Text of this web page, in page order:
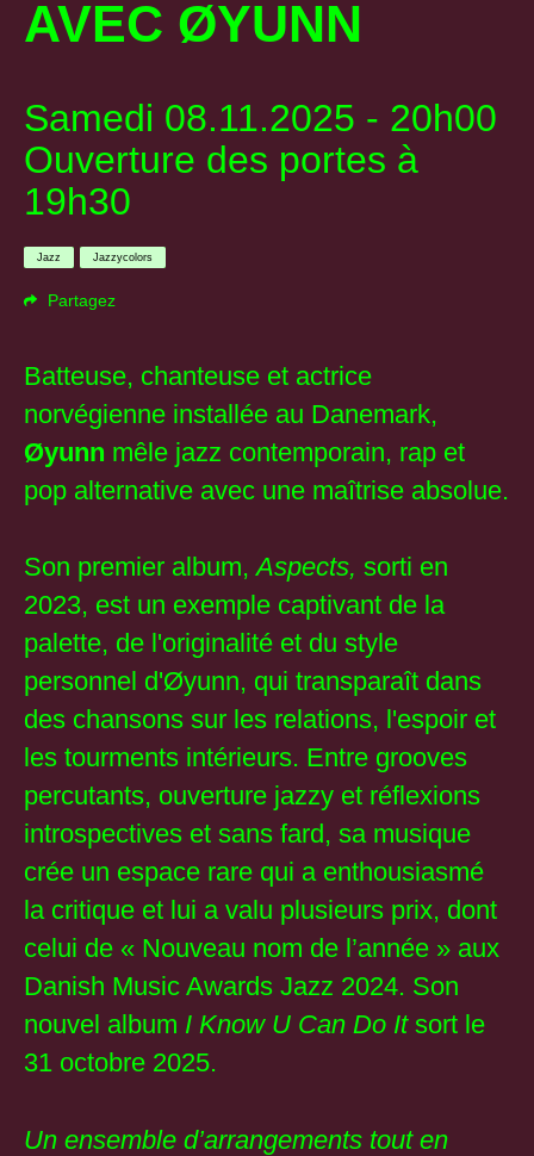
AVEC ØYUNN
Samedi 08.11.2025 - 20h00
Ouverture des portes à
19h30
Jazz Jazzycolors
Partagez
Batteuse, chanteuse et actrice
norvégienne installée au Danemark,
Øyunn mêle jazz contemporain, rap et
pop alternative avec une maîtrise absolue.
Son premier album,Aspects, sorti en
2023, est un exemple captivant de la
palette, de l'originalité et du style
personnel d'Øyunn, qui transparaît dans
des chansons sur les relations, l'espoir et
les tourments intérieurs. Entre grooves
percutants, ouverture jazzy et réflexions
introspectives et sans fard, sa musique
crée un espace rare qui a enthousiasmé
la critique et lui a valu plusieurs prix, dont
celui de « Nouveau nom de l’année » aux
Danish Music Awards Jazz 2024. Son
nouvel album I Know U Can Do It sort le
31 octobre 2025.
Un ensemble d’arrangements tout en